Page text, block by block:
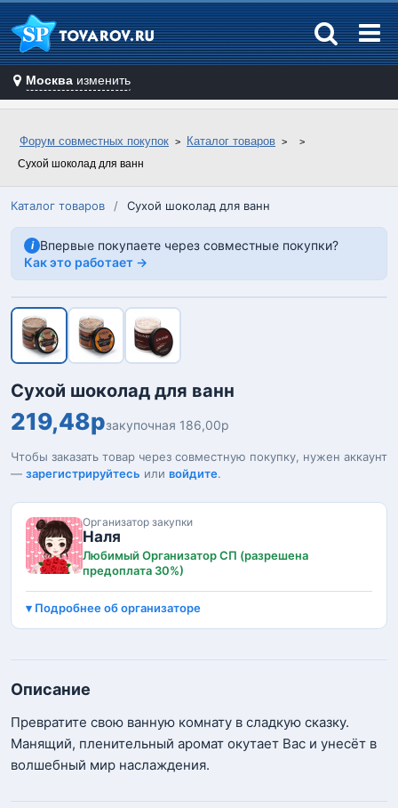
Москва изменить
Форум совместных покупок Каталог товаров
Сухой шоколад для ванн
Каталог товаров / Сухой шоколад для ванн
i Впервые покупаете через совместные покупки?
Как это работает →
Сухой шоколад для ванн
219,48рзакупочная 186,00р
Чтобы заказать товар через совместную покупку, нужен аккаунт
— зарегистрируйтесь или войдите.
Организатор закупки
Наля
Любимый Организатор СП (разрешена
предоплата 30%)
Подробнее об организаторе
Описание
Превратите свою ванную комнату в сладкую сказку.
Манящий, пленительный аромат окутает Вас и унесёт в
волшебный мир наслаждения.